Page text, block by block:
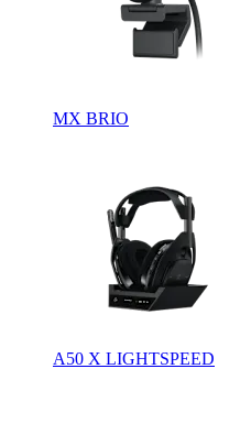
MX BRIO
A50 X LIGHTSPEED